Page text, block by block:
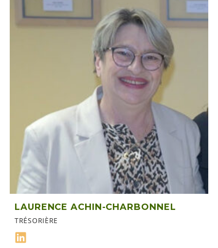
LAURENCE ACHIN-CHARBONNEL
TRÉSORIÈRE